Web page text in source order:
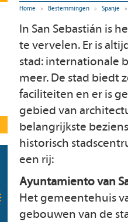
Home » Bestemmingen » Spanje »
In San Sebastián is
te vervelen. Er is
stad: internationale
meer. De stad biedt
faciliteiten en er is
gebied van
belangrijkste
historisch
een rij:
Ayuntamiento van
Het gemeentehuis
gebouwen van de